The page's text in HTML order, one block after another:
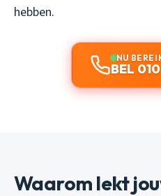
hebben.
NU
BEL
Waarom lekt